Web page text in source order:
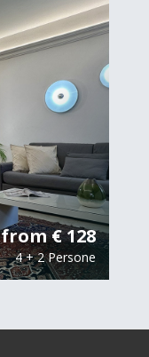
from € 128
4 + 2 Persone